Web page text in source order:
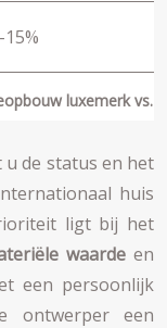
luxemerk vs.
15%
u de status en het
huis
ligt bij het
waarde en
een persoonlijk
ontwerper een